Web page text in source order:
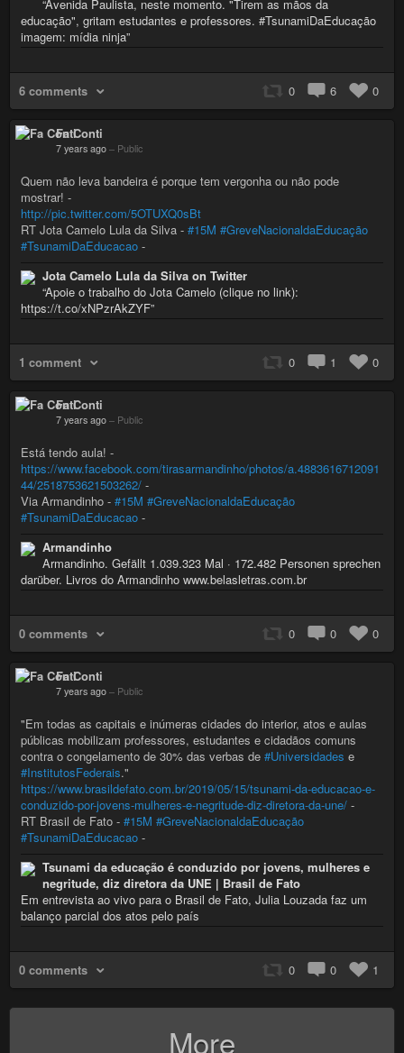
“Avenida Paulista, neste momento. "Tirem as mãos da
educação", gritam estudantes e professores. #TsunamiDaEducação
imagem: mídia ninja”
6 comments 0 6 0
Fa Conti
7 years ago – Public
Quem não leva bandeira é porque tem vergonha ou não pode
mostrar! -
http://pic.twitter.com/5OTUXQ0sBt
RT Jota Camelo Lula da Silva - #15M #GreveNacionaldaEducação
#TsunamiDaEducacao -
Jota Camelo Lula da Silva on Twitter
“Apoie o trabalho do Jota Camelo (clique no link):
https://t.co/xNPzrAkZYF”
1 comment 0 1 0
Fa Conti
7 years ago – Public
Está tendo aula! -
https://www.facebook.com/tirasarmandinho/photos/a.4883616712091
44/2518753621503262/ -
Via Armandinho - #15M #GreveNacionaldaEducação
#TsunamiDaEducacao -
Armandinho
Armandinho. Gefällt 1.039.323 Mal · 172.482 Personen sprechen
darüber. Livros do Armandinho www.belasletras.com.br
0 comments 0 0 0
Fa Conti
7 years ago – Public
"Em todas as capitais e inúmeras cidades do interior, atos e aulas
públicas mobilizam professores, estudantes e cidadãos comuns
contra o congelamento de 30% das verbas de #Universidades e
#InstitutosFederais."
https://www.brasildefato.com.br/2019/05/15/tsunami-da-educacao-e-
conduzido-por-jovens-mulheres-e-negritude-diz-diretora-da-une/ -
RT Brasil de Fato - #15M #GreveNacionaldaEducação
#TsunamiDaEducacao -
Tsunami da educação é conduzido por jovens, mulheres e
negritude, diz diretora da UNE | Brasil de Fato
Em entrevista ao vivo para o Brasil de Fato, Julia Louzada faz um
balanço parcial dos atos pelo país
0 comments 0 0 1
More